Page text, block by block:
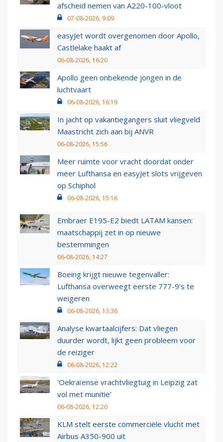
afscheid nemen van A220-100-vloot
07-08-2026, 9:09
easyJet wordt overgenomen door Apollo,
Castlelake haakt af
06-08-2026, 16:20
Apollo geen onbekende jongen in de
luchtvaart
06-08-2026, 16:19
In jacht op vakantiegangers sluit vliegveld
Maastricht zich aan bij ANVR
06-08-2026, 15:56
Meer ruimte voor vracht doordat onder
meer Lufthansa en easyJet slots vrijgeven
op Schiphol
06-08-2026, 15:16
Embraer E195-E2 biedt LATAM kansen:
maatschappij zet in op nieuwe
bestemmingen
06-08-2026, 14:27
Boeing krijgt nieuwe tegenvaller:
Lufthansa overweegt eerste 777-9’s te
weigeren
06-08-2026, 13:36
Analyse kwartaalcijfers: Dat vliegen
duurder wordt, lijkt geen probleem voor
de reiziger
06-08-2026, 12:22
'Oekraïense vrachtvliegtuig in Leipzig zat
vol met munitie'
06-08-2026, 12:20
KLM stelt eerste commerciële vlucht met
Airbus A350-900 uit